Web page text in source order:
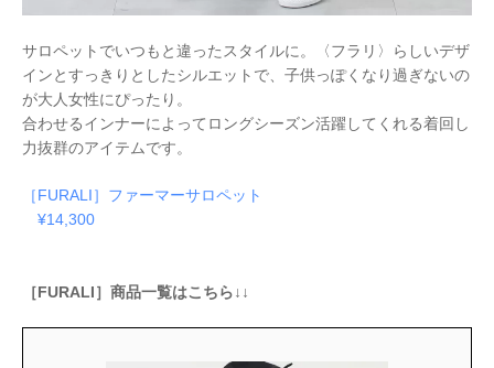
サロペットでいつもと違ったスタイルに。〈フラリ〉らしいデザ
インとすっきりとしたシルエットで、 子供っぽくなり過ぎないの
が大人女性にぴったり。
合わせるインナーによってロングシーズン活躍してくれる着回し
力抜群のアイテムです。
［FURALI］ファーマーサロペット
¥14,300
［FURALI］商品一覧はこちら↓↓